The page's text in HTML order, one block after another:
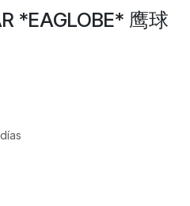
*EAGLOBE* 鹰球